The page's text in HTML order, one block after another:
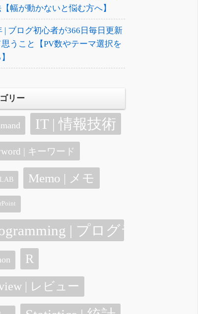
幅が動かないと悩む方へ】
| ブログ初心者が366日毎日更新
思うこと【PV数やテーマ選択を
リー
IT | 情報技術
| キーワード
Memo | メモ
| プログラミング
R
| レビュー